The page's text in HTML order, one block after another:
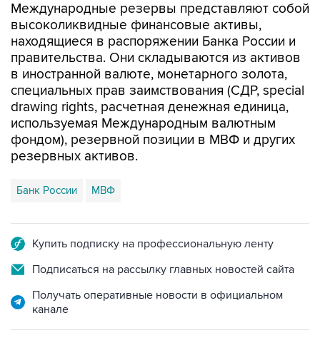
Международные резервы представляют собой
высоколиквидные финансовые активы,
находящиеся в распоряжении Банка России и
правительства. Они складываются из активов
в иностранной валюте, монетарного золота,
специальных прав заимствования (СДР, special
drawing rights, расчетная денежная единица,
используемая Международным валютным
фондом), резервной позиции в МВФ и других
резервных активов.
Банк России МВФ
Купить подписку на профессиональную ленту
Подписаться на рассылку главных новостей сайта
Получать оперативные новости в официальном
канале